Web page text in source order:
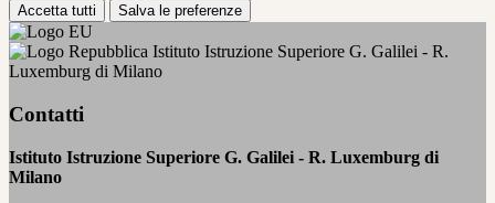
Accetta tutti Salva le preferenze
Istituto Istruzione Superiore G. Galilei - R.
Luxemburg di Milano
Contatti
Istituto Istruzione Superiore G. Galilei - R. Luxemburg di
Milano